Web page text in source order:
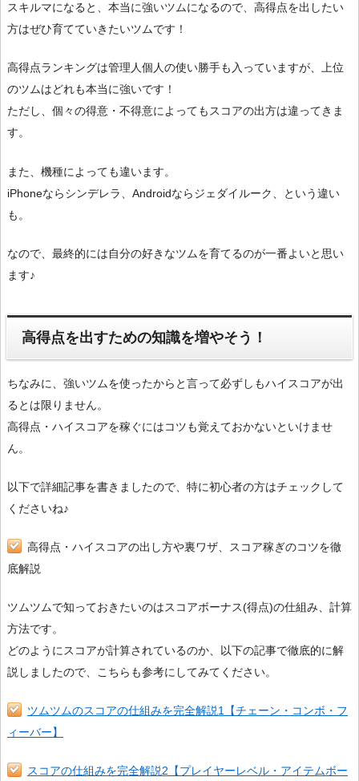
スキルマになると、本当に強いツムになるので、高得点を出したい
方はぜひ育てていきたいツムです！
高得点ランキングは管理人個人の使い勝手も入っていますが、上位
のツムはどれも本当に強いです！
ただし、個々の得意・不得意によってもスコアの出方は違ってきま
す。
また、機種によっても違います。
iPhoneならシンデレラ、Androidならジェダイルーク、という違い
も。
なので、最終的には自分の好きなツムを育てるのが一番よいと思い
ます♪
高得点を出すための知識を増やそう！
ちなみに、強いツムを使ったからと言って必ずしもハイスコアが出
るとは限りません。
高得点・ハイスコアを稼ぐにはコツも覚えておかないといけませ
ん。
以下で詳細記事を書きましたので、特に初心者の方はチェックして
くださいね♪
高得点・ハイスコアの出し方や裏ワザ、スコア稼ぎのコツを徹
底解説
ツムツムで知っておきたいのはスコアボーナス(得点)の仕組み、計算
方法です。
どのようにスコアが計算されているのか、以下の記事で徹底的に解
説しましたので、こちらも参考にしてみてください。
ツムツムのスコアの仕組みを完全解説1【チェーン・コンボ・フ
ィーバー】
スコアの仕組みを完全解説2【プレイヤーレベル・アイテムボー